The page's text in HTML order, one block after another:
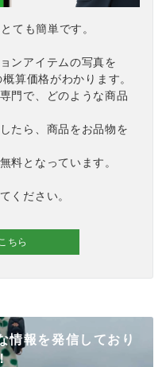
ても簡単です。
ンアイテムの写真を
算価格がわかります。
門で、どのような商品
たら、商品をお品物を
料となっています。
ください。
ちら
情報を発信しており